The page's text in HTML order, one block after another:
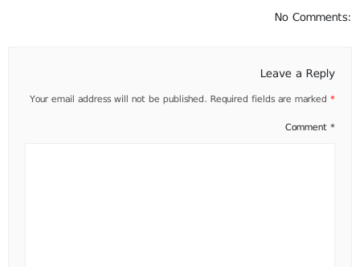
No Comments:
Leave a Reply
Your email address will not be published. Required fields are marked *
Comment *